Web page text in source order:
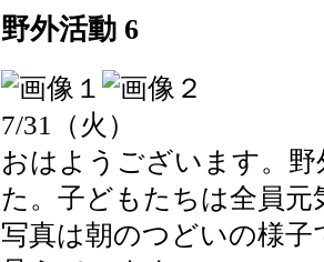
野外活動 6
7/31（火）
おはようございます。
た。子どもたちは全員元
写真は朝のつどいの様